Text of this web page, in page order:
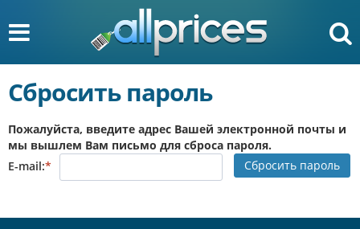
Сбросить пароль
Пожалуйста, введите адрес Вашей электронной почты и
мы вышлем Вам письмо для сброса пароля.
E-mail:* Сбросить пароль